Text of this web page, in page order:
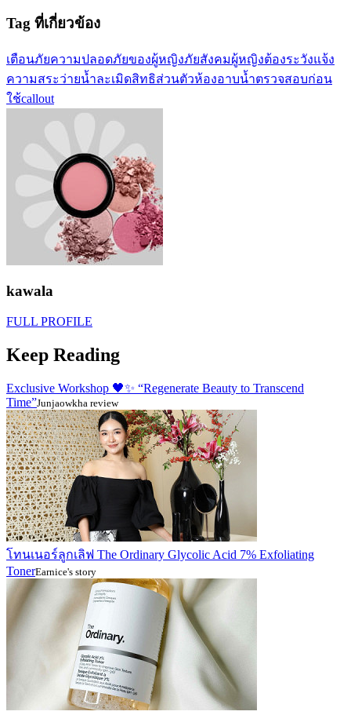
Tag ที่เกี่ยวข้อง
เตือนภัยความปลอดภัยของผู้หญิงภัยสังคมผู้หญิงต้องระวังแจ้ง
ความสระว่ายน้ำละเมิดสิทธิส่วนตัวห้องอาบน้ำตรวจสอบก่อน
ใช้callout
kawala
FULL PROFILE
Keep Reading
Exclusive Workshop 🖤✨ “Regenerate Beauty to Transcend
Time”Junjaowkha review
โทนเนอร์ลูกเลิฟ The Ordinary Glycolic Acid 7% Exfoliating
TonerEarnice's story